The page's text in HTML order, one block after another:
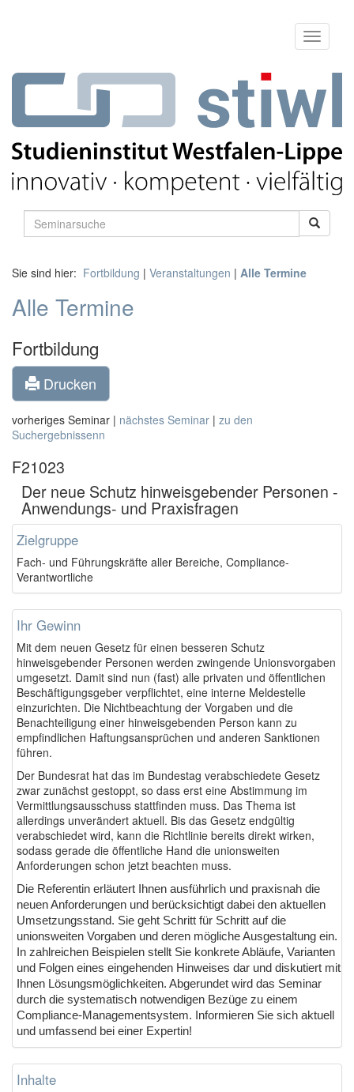
Sie sind hier: Fortbildung | Veranstaltungen | Alle Termine
Alle Termine
Fortbildung
Drucken
vorheriges Seminar | nächstes Seminar | zu den
Suchergebnissenn
F21023
Der neue Schutz hinweisgebender Personen -
Anwendungs- und Praxisfragen
Zielgruppe
Fach- und Führungskräfte aller Bereiche, Compliance-
Verantwortliche
Ihr Gewinn
Mit dem neuen Gesetz für einen besseren Schutz
hinweisgebender Personen werden zwingende Unionsvorgaben
umgesetzt. Damit sind nun (fast) alle privaten und öffentlichen
Beschäftigungsgeber verpflichtet, eine interne Meldestelle
einzurichten. Die Nichtbeachtung der Vorgaben und die
Benachteiligung einer hinweisgebenden Person kann zu
empfindlichen Haftungsansprüchen und anderen Sanktionen
führen.
Der Bundesrat hat das im Bundestag verabschiedete Gesetz
zwar zunächst gestoppt, so dass erst eine Abstimmung im
Vermittlungsausschuss stattfinden muss. Das Thema ist
allerdings unverändert aktuell. Bis das Gesetz endgültig
verabschiedet wird, kann die Richtlinie bereits direkt wirken,
sodass gerade die öffentliche Hand die unionsweiten
Anforderungen schon jetzt beachten muss.
Die Referentin erläutert Ihnen ausführlich und praxisnah die
neuen Anforderungen und berücksichtigt dabei den aktuellen
Umsetzungsstand. Sie geht Schritt für Schritt auf die
unionsweiten Vorgaben und deren mögliche Ausgestaltung ein.
In zahlreichen Beispielen stellt Sie konkrete Abläufe, Varianten
und Folgen eines eingehenden Hinweises dar und diskutiert mit
Ihnen Lösungsmöglichkeiten. Abgerundet wird das Seminar
durch die systematisch notwendigen Bezüge zu einem
Compliance-Managementsystem. Informieren Sie sich aktuell
und umfassend bei einer Expertin!
Inhalte